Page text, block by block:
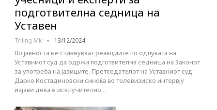
подготвителна седница на
Уставен
Triling Mk 13/12/2024
Во јавноста не стивнуваат реакциите по одлуката на
Уставниот суд да одржи подготвителна седница на Законот
за употреба на јазиците. Претседателот на Уставниот суд
Дарко Костадиновски синоќа во телевизиско интервју
изјави дека е исклучително…